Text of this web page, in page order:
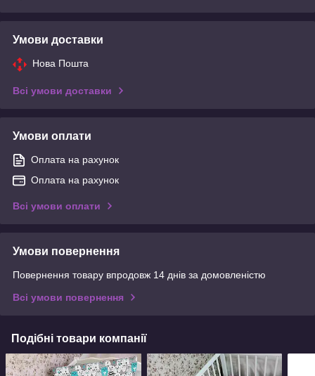
Умови доставки
Нова Пошта
Всі умови доставки
Умови оплати
Оплата на рахунок
Оплата на рахунок
Всі умови оплати
Умови повернення
Повернення товару впродовж 14 днів за домовленістю
Всі умови повернення
Подібні товари компанії